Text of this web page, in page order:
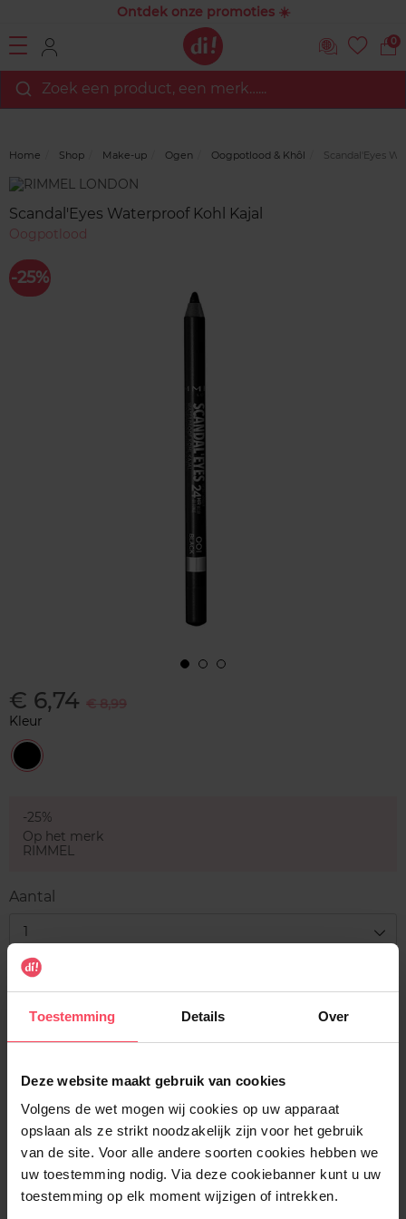
Toestemming Details Over
Deze website maakt gebruik van cookies
Volgens de wet mogen wij cookies op uw apparaat
opslaan als ze strikt noodzakelijk zijn voor het gebruik
van de site. Voor alle andere soorten cookies hebben we
uw toestemming nodig. Via deze cookiebanner kunt u uw
toestemming op elk moment wijzigen of intrekken.
Ontdek onze promoties ☀️
0
Zoek een product, een merk…...
Home Shop Make-up Ogen Oogpotlood & Khôl Scandal'Eyes
Merk
Scandal'Eyes Waterproof Kohl Kajal
Oogpotlood
-25%
€ 6,74 € 8,99
Kleur
001
BLACK
-25%
Op het merk
RIMMEL
Aantal
1
In winkelmandje
Gratis levering bij aankoop van min. 35€.
Gratis retour in je winkelpunt
Verzending binnen 24u